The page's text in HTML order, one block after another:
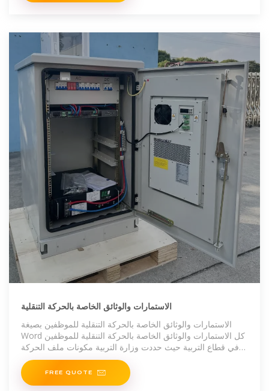
الاستمارات والوثائق الخاصة بالحركة التنقلية
الاستمارات والوثائق الخاصة بالحركة التنقلية للموظفين بصيغة
Word كل الاستمارات والوثائق الخاصة بالحركة التنقلية للموظفين
في قطاع التربية حيث حددت وزارة التربية مكونات ملف الحركة
التنقلية ، مع تحديد قائمة خاصة بعدد
FREE QUOTE